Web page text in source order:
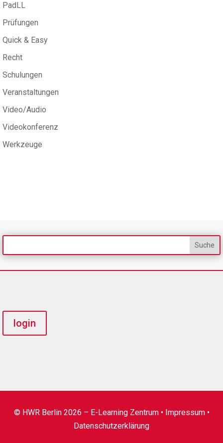
PadLL
Prüfungen
Quick & Easy
Recht
Schulungen
Veranstaltungen
Video/Audio
Videokonferenz
Werkzeuge
login
© HWR Berlin 2026 – E-Learning Zentrum • Impressum•
Datenschutzerklärung